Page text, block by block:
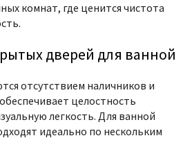
комнат, где ценится чистота
дверей для ванной
отсутствием наличников и
целостность
легкость. Для ванной
идеально по нескольким